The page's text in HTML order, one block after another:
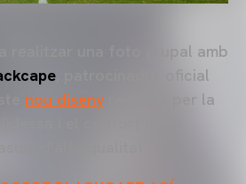
realitzar una foto grupal amb
, patrocinador oficial
nou diseny ressalta per la